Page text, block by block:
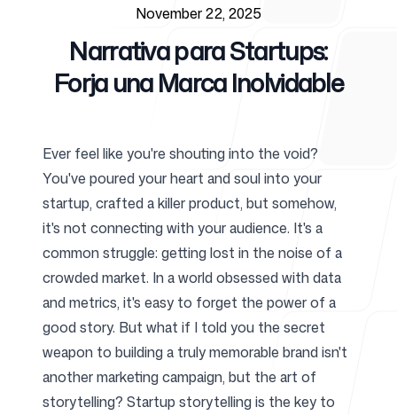
Para agencias
Blog
November 22, 2025
Narrativa para Startups:
Forja una Marca Inolvidable
Ever feel like you're shouting into the void?
You've poured your heart and soul into your
startup, crafted a killer product, but somehow,
it's not connecting with your audience. It's a
common struggle: getting lost in the noise of a
crowded market. In a world obsessed with data
and metrics, it's easy to forget the power of a
good story. But what if I told you the secret
weapon to building a truly memorable brand isn't
another marketing campaign, but the art of
storytelling? Startup storytelling is the key to